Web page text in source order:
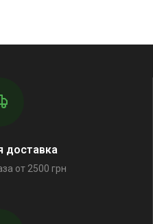
доставка
от 2500 грн